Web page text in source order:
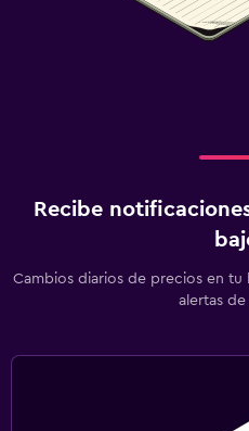
Recibe
Cambios diarios de precios en
alertas